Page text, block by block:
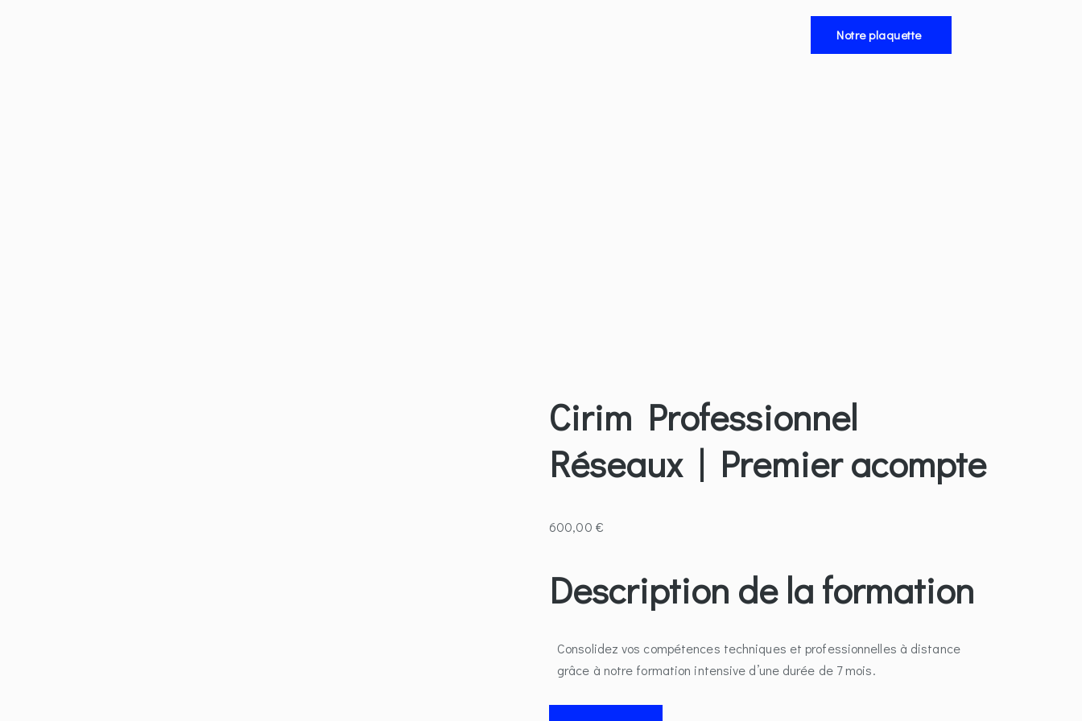
Notre plaquette
Cirim Professionnel
Réseaux | Premier acompte
600,00 €
Description de la formation
Consolidez vos compétences techniques et professionnelles à distance
grâce à notre formation intensive d’une durée de 7 mois.